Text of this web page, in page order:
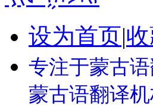
设为首页|
专注于蒙古
蒙古语翻译机